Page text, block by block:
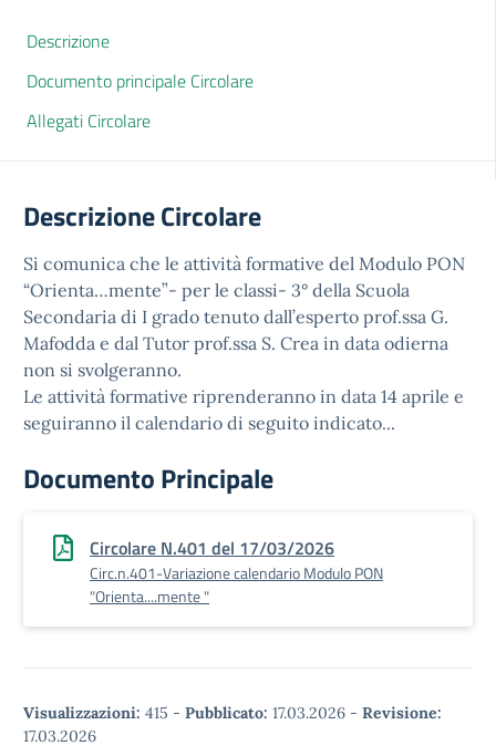
Descrizione
Documento principale Circolare
Allegati Circolare
Descrizione Circolare
Si comunica che le attività formative del Modulo PON
“Orienta…mente”- per le classi- 3° della Scuola
Secondaria di I grado tenuto dall’esperto prof.ssa G.
Mafodda e dal Tutor prof.ssa S. Crea in data odierna
non si svolgeranno.
Le attività formative riprenderanno in data 14 aprile e
seguiranno il calendario di seguito indicato...
Documento Principale
Circolare N.401 del 17/03/2026
Circ.n.401-Variazione calendario Modulo PON
"Orienta....mente "
Visualizzazioni: 415 - Pubblicato: 17.03.2026 - Revisione:
17.03.2026